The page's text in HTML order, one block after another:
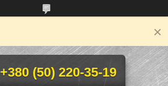
+380 (50) 220-35-19